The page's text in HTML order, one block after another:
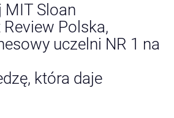
MIT Sloan
Polska,
uczelni NR 1 na
która daje